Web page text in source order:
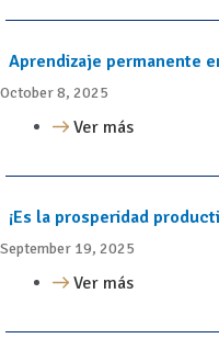
Aprendizaje permanente
October 8, 2025
Ver más
¡Es la prosperidad
September 19, 2025
Ver más